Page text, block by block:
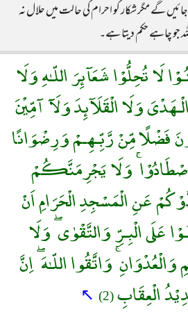
گے مگر شکار کو احرام کی حالت میں حلال نہ
جو چاہے حکم دیتا ہے۔
لَا تُحِلُّوْا شَعَآئِرَ اللّـٰهِ وَلَا
وَلَا الْقَلَآئِدَ وَلَآ آمِّيْنَ
فَضْلًا مِّنْ رَّبِّـهِـمْ وَرِضْوَانًا
وَلَا يَجْرِمَنَّكُمْ
عَنِ الْمَسْجِدِ الْحَرَامِ اَنْ
عَلَى الْبِـرِّ وَالتَّقْوٰى ۖ وَلَا
وَالْعُدْوَانِ ۚ وَاتَّقُوا اللّـٰهَ ۖ اِنَّ
الْعِقَابِ(2)
↖